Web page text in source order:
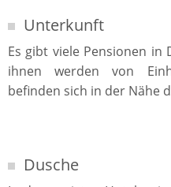
Unterkunft
Es gibt viele Pensionen in
ihnen werden von
befinden sich in der Nähe
Dusche